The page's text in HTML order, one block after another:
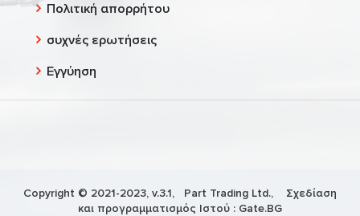
Πολιτική απορρήτου
συχνές ερωτήσεις
Εγγύηση
Copyright © 2021-2023, v.3.1, Part Trading Ltd., Σχεδίαση
και προγραμματισμός Ιστού : Gate.BG